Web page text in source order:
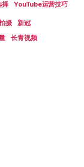
择 YouTube运营技巧
摄 新冠
长青视频